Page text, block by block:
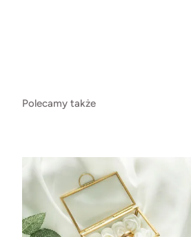
Polecamy także